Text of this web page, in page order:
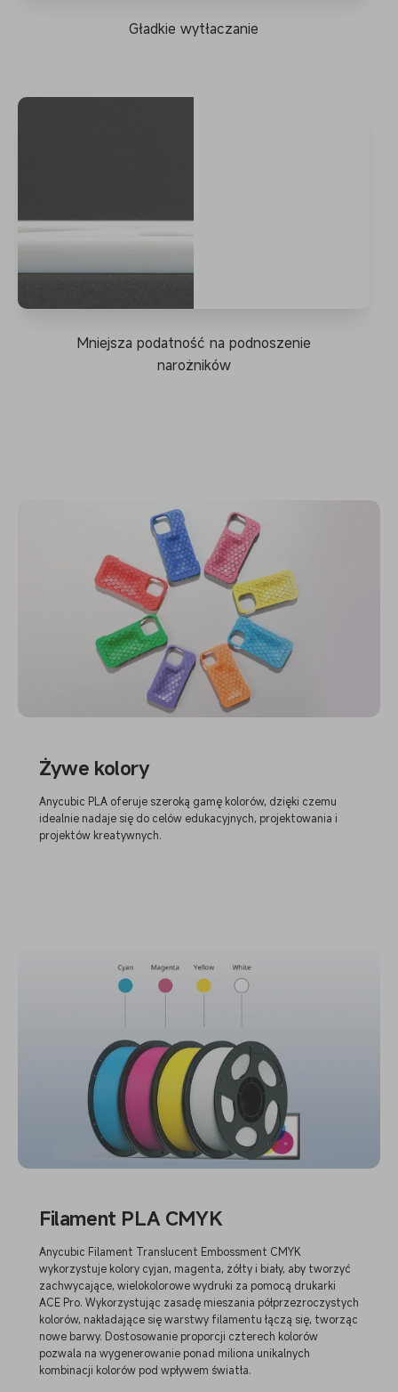
Gładkie wytłaczanie
Mniejsza podatność na podnoszenie
narożników
Żywe kolory
Anycubic PLA oferuje szeroką gamę kolorów, dzięki czemu
idealnie nadaje się do celów edukacyjnych, projektowania i
projektów kreatywnych.
Filament PLA CMYK
Anycubic Filament Translucent Embossment CMYK
wykorzystuje kolory cyjan, magenta, żółty i biały, aby tworzyć
zachwycające, wielokolorowe wydruki za pomocą drukarki
ACE Pro. Wykorzystując zasadę mieszania półprzezroczystych
kolorów, nakładające się warstwy filamentu łączą się, tworząc
nowe barwy. Dostosowanie proporcji czterech kolorów
pozwala na wygenerowanie ponad miliona unikalnych
kombinacji kolorów pod wpływem światła.